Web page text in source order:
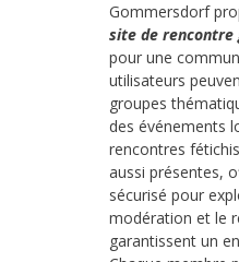
Gommersdorf
site de rencontre
pour une
utilisateurs
groupes
des événements
rencontres
aussi présentes,
sécurisé pour
modération et le
garantissent un